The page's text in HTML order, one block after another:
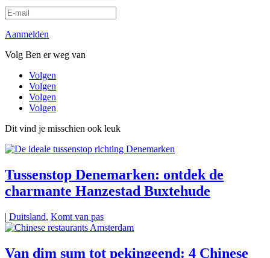
Aanmelden
Volg Ben er weg van
Volgen
Volgen
Volgen
Volgen
Dit vind je misschien ook leuk
Tussenstop Denemarken: ontdek de
charmante Hanzestad Buxtehude
| Duitsland, Komt van pas
Van dim sum tot pekingeend: 4 Chinese